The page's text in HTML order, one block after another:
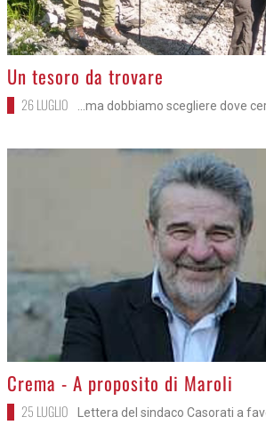
>Un tesoro da trovare
26 LUGLIO ...ma dobbiamo scegliere dove
>
Crema - A proposito di Maroli
25 LUGLIO Lettera del sindaco Casorati a